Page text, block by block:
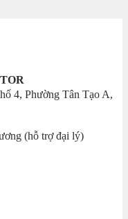
4, Phường Tân Tạo A,
(hỗ trợ đại lý)